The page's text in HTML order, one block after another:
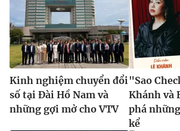
® Cấm sao chép dưới mọi hình thức nếu
thuận bằng văn bản. Ghi rõ nguồn VTV.vn
thông tin từ website này.
Kinh nghiệm chuyển đổi
số tại Đài Hồ Nam và
những gợi mở cho VTV
"Sao
Khánh và
phá
kể